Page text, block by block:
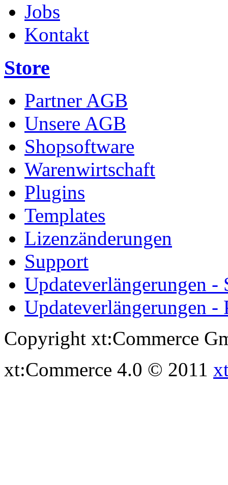
Jobs
Kontakt
Store
Partner AGB
Unsere AGB
Shopsoftware
Warenwirtschaft
Plugins
Templates
Lizenzänderungen
Support
Updateverlängerungen -
Updateverlängerungen -
Copyright xt:Commerce
xt:Commerce 4.0 © 2011